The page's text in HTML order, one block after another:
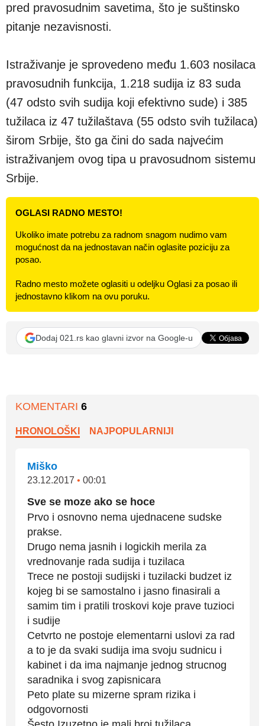
pred pravosudnim savetima, što je suštinsko
pitanje nezavisnosti.
Istraživanje je sprovedeno među 1.603 nosilaca
pravosudnih funkcija, 1.218 sudija iz 83 suda
(47 odsto svih sudija koji efektivno sude) i 385
tužilaca iz 47 tužilaštava (55 odsto svih tužilaca)
širom Srbije, što ga čini do sada najvećim
istraživanjem ovog tipa u pravosudnom sistemu
Srbije.
OGLASI RADNO MESTO!
Ukoliko imate potrebu za radnom snagom nudimo vam
mogućnost da na jednostavan način oglasite poziciju za
posao.
Radno mesto možete oglasiti u odeljku Oglasi za posao ili
jednostavno klikom na ovu poruku.
Dodaj 021.rs kao glavni izvor na Google-u
KOMENTARI 6
HRONOLOŠKI NAJPOPULARNIJI
Miško
23.12.2017 • 00:01
Sve se moze ako se hoce
Prvo i osnovno nema ujednacene sudske
prakse.
Drugo nema jasnih i logickih merila za
vrednovanje rada sudija i tuzilaca
Trece ne postoji sudijski i tuzilacki budzet iz
kojeg bi se samostalno i jasno finasirali a
samim tim i pratili troskovi koje prave tuzioci
i sudije
Cetvrto ne postoje elementarni uslovi za rad
a to je da svaki sudija ima svoju sudnicu i
kabinet i da ima najmanje jednog strucnog
saradnika i svog zapisnicara
Peto plate su mizerne spram rizika i
odgovornosti